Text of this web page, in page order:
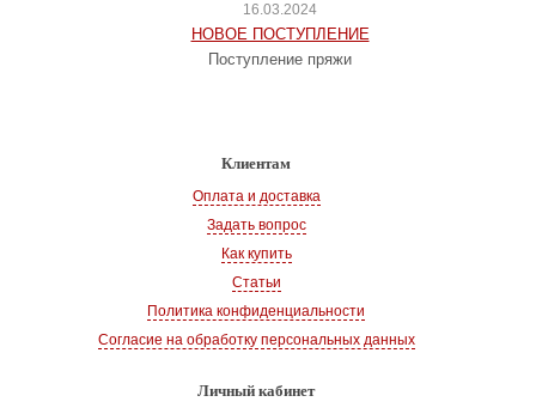
16.03.2024
НОВОЕ ПОСТУПЛЕНИЕ
Поступление пряжи
Клиентам
Оплата и доставка
Задать вопрос
Как купить
Статьи
Политика конфиденциальности
Согласие на обработку персональных данных
Личный кабинет